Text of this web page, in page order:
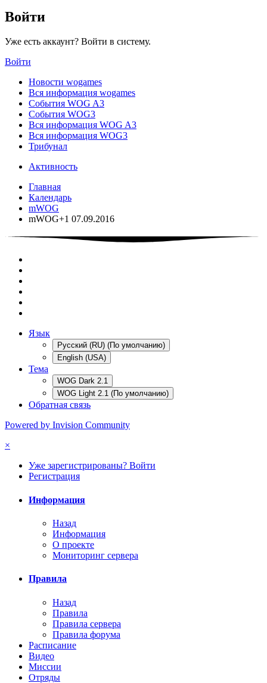
Войти
Уже есть аккаунт? Войти в систему.
Войти
Новости wogames
Вся информация wogames
События WOG A3
События WOG3
Вся информация WOG A3
Вся информация WOG3
Трибунал
Активность
Главная
Календарь
mWOG
mWOG+1 07.09.2016
Язык
Русский (RU) (По умолчанию)
English (USA)
Тема
WOG Dark 2.1
WOG Light 2.1 (По умолчанию)
Обратная связь
Powered by Invision Community
×
Уже зарегистрированы? Войти
Регистрация
Информация
Назад
Информация
О проекте
Мониторинг сервера
Правила
Назад
Правила
Правила сервера
Правила форума
Расписание
Видео
Миссии
Отряды